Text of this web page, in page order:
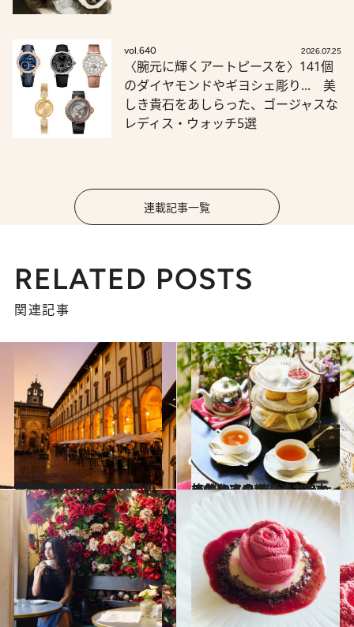
vol.640 2026.07.25
〈腕元に輝くアートピースを〉141個
のダイヤモンドやギヨシェ彫り... 美
しき貴石をあしらった、ゴージャスな
レディス・ウォッチ5選
連載記事一覧
RELATED POSTS
関連記事
2023.9.11
【イタリア】多くの偉人を魅了した 古都・アレッツォの美学 《聖十字架の伝説》は必見です。
旅＆お出かけ 2023.9.8
イタリアの新潮流カフェでブレイク フィレンツェのおすすめカフェ2選 本格的なアフタヌーンティーも
旅＆お出かけ